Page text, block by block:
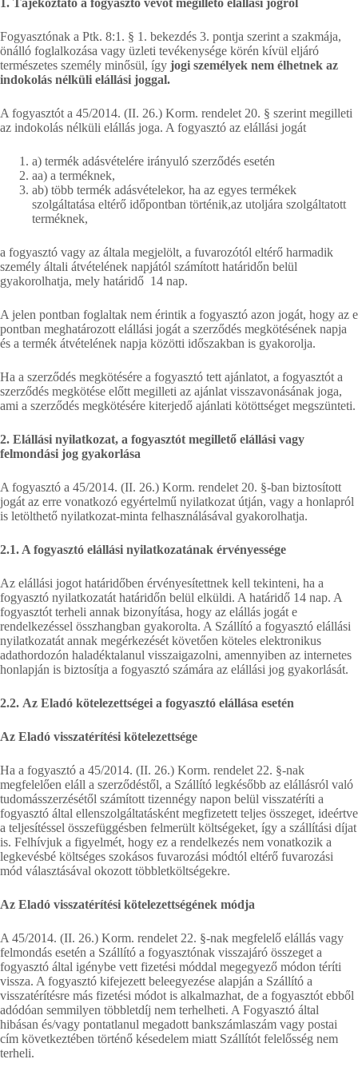
1. Tájékoztató a fogyasztó vevőt megillető elállási jogról
Fogyasztónak a Ptk. 8:1. § 1. bekezdés 3. pontja szerint a szakmája,
önálló foglalkozása vagy üzleti tevékenysége körén kívül eljáró
természetes személy minősül, így jogi személyek nem élhetnek az
indokolás nélküli elállási joggal.
A fogyasztót a 45/2014. (II. 26.) Korm. rendelet 20. § szerint megilleti
az indokolás nélküli elállás joga. A fogyasztó az elállási jogát
a) termék adásvételére irányuló szerződés esetén
aa) a terméknek,
ab) több termék adásvételekor, ha az egyes termékek
szolgáltatása eltérő időpontban történik,az utoljára szolgáltatott
terméknek,
a fogyasztó vagy az általa megjelölt, a fuvarozótól eltérő harmadik
személy általi átvételének napjától számított határidőn belül
gyakorolhatja, mely határidő 14 nap.
A jelen pontban foglaltak nem érintik a fogyasztó azon jogát, hogy az e
pontban meghatározott elállási jogát a szerződés megkötésének napja
és a termék átvételének napja közötti időszakban is gyakorolja.
Ha a szerződés megkötésére a fogyasztó tett ajánlatot, a fogyasztót a
szerződés megkötése előtt megilleti az ajánlat visszavonásának joga,
ami a szerződés megkötésére kiterjedő ajánlati kötöttséget megszünteti.
2. Elállási nyilatkozat, a fogyasztót megillető elállási vagy
felmondási jog gyakorlása
A fogyasztó a 45/2014. (II. 26.) Korm. rendelet 20. §-ban biztosított
jogát az erre vonatkozó egyértelmű nyilatkozat útján, vagy a honlapról
is letölthető nyilatkozat-minta felhasználásával gyakorolhatja.
2.1. A fogyasztó elállási nyilatkozatának érvényessége
Az elállási jogot határidőben érvényesítettnek kell tekinteni, ha a
fogyasztó nyilatkozatát határidőn belül elküldi. A határidő 14 nap. A
fogyasztót terheli annak bizonyítása, hogy az elállás jogát e
rendelkezéssel összhangban gyakorolta. A Szállító a fogyasztó elállási
nyilatkozatát annak megérkezését követően köteles elektronikus
adathordozón haladéktalanul visszaigazolni, amennyiben az internetes
honlapján is biztosítja a fogyasztó számára az elállási jog gyakorlását.
2.2. Az Eladó kötelezettségei a fogyasztó elállása esetén
Az Eladó visszatérítési kötelezettsége
Ha a fogyasztó a 45/2014. (II. 26.) Korm. rendelet 22. §-nak
megfelelően eláll a szerződéstől, a Szállító legkésőbb az elállásról való
tudomásszerzésétől számított tizennégy napon belül visszatéríti a
fogyasztó által ellenszolgáltatásként megfizetett teljes összeget, ideértve
a teljesítéssel összefüggésben felmerült költségeket, így a szállítási díjat
is. Felhívjuk a figyelmét, hogy ez a rendelkezés nem vonatkozik a
legkevésbé költséges szokásos fuvarozási módtól eltérő fuvarozási
mód választásával okozott többletköltségekre.
Az Eladó visszatérítési kötelezettségének módja
A 45/2014. (II. 26.) Korm. rendelet 22. §-nak megfelelő elállás vagy
felmondás esetén a Szállító a fogyasztónak visszajáró összeget a
fogyasztó által igénybe vett fizetési móddal megegyező módon téríti
vissza. A fogyasztó kifejezett beleegyezése alapján a Szállító a
visszatérítésre más fizetési módot is alkalmazhat, de a fogyasztót ebből
adódóan semmilyen többletdíj nem terhelheti. A Fogyasztó által
hibásan és/vagy pontatlanul megadott bankszámlaszám vagy postai
cím következtében történő késedelem miatt Szállítót felelősség nem
terheli.